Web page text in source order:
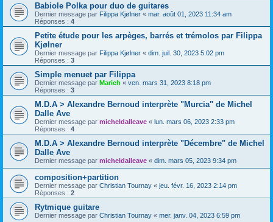
Babiole Polka pour duo de guitares
Dernier message par Filippa Kjølner « mar. août 01, 2023 11:34 am
Réponses : 4
Petite étude pour les arpèges, barrés et trémolos par Filippa
Kjølner
Dernier message par Filippa Kjølner « dim. juil. 30, 2023 5:02 pm
Réponses : 3
Simple menuet par Filippa
Dernier message par Marieh « ven. mars 31, 2023 8:18 pm
Réponses : 3
M.D.A > Alexandre Bernoud interprète "Murcia" de Michel
Dalle Ave
Dernier message par micheldalleave « lun. mars 06, 2023 2:33 pm
Réponses : 4
M.D.A > Alexandre Bernoud interprète "Décembre" de Michel
Dalle Ave
Dernier message par micheldalleave « dim. mars 05, 2023 9:34 pm
composition+partition
Dernier message par Christian Tournay « jeu. févr. 16, 2023 2:14 pm
Réponses : 2
Rytmique guitare
Dernier message par Christian Tournay « mer. janv. 04, 2023 6:59 pm